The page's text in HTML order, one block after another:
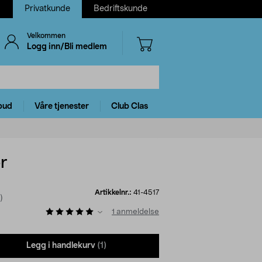
Privatkunde Bedriftskunde
Velkommen
Logg inn/Bli medlem
Våre tjenester Club Clas
Artikkelnr.: 41-4517
1 anmeldelse
Legg i handlekurv (1)